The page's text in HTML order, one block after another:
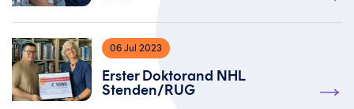
06 Jul 2023
Erster Doktorand NHL
Stenden/RUG